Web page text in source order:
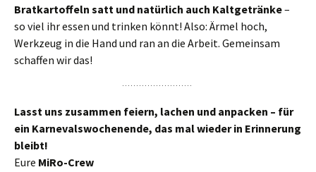
Bratkartoffeln satt und natürlich auch Kaltgetränke–
so viel ihr essen und trinken könnt! Also: Ärmel hoch,
Werkzeug in die Hand und ran an die Arbeit. Gemeinsam
schaffen wir das!
Lasst uns zusammen feiern, lachen und anpacken – für
ein Karnevalswochenende, das mal wieder in Erinnerung
bleibt!
Eure MiRo-Crew